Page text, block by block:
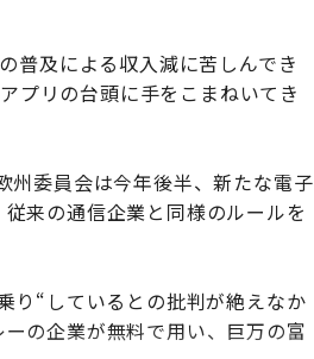
普及による収入減に苦しんでき
プリの台頭に手をこまねいてき
州委員会は今年後半、新たな電子
来の通信企業と同様のルールを
り“しているとの批判が絶えなか
の企業が無料で用い、巨万の富